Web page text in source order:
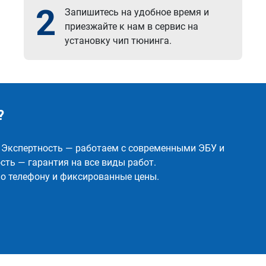
2
Запишитесь на удобное время и
приезжайте к нам в сервис на
установку чип тюнинга.
— работаем с современными ЭБУ и
— гарантия на все виды работ.
телефону и фиксированные цены.